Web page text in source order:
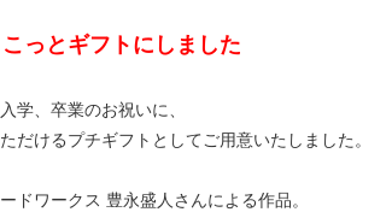
っとギフトにしました
学、卒業のお祝いに、
だけるプチギフトとしてご用意いたしました。
ドワークス 豊永盛人さんによる作品。